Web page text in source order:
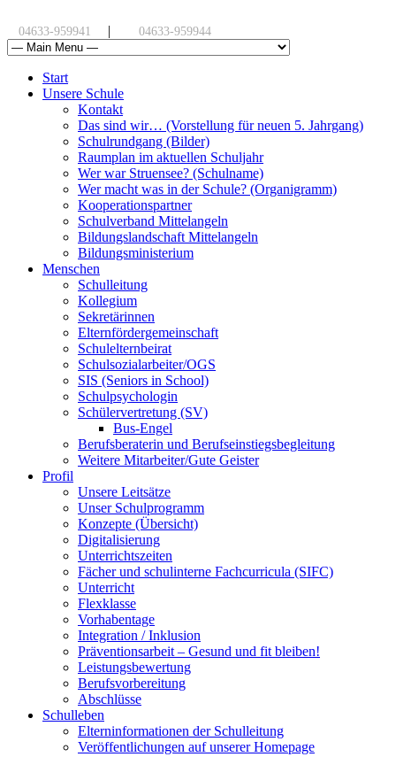
04633-959941 | 04633-959944
Start
Unsere Schule
Kontakt
Das sind wir… (Vorstellung für neuen 5. Jahrgang)
Schulrundgang (Bilder)
Raumplan im aktuellen Schuljahr
Wer war Struensee? (Schulname)
Wer macht was in der Schule? (Organigramm)
Kooperationspartner
Schulverband Mittelangeln
Bildungslandschaft Mittelangeln
Bildungsministerium
Menschen
Schulleitung
Kollegium
Sekretärinnen
Elternfördergemeinschaft
Schulelternbeirat
Schulsozialarbeiter/OGS
SIS (Seniors in School)
Schulpsychologin
Schülervertretung (SV)
Bus-Engel
Berufsberaterin und Berufseinstiegsbegleitung
Weitere Mitarbeiter/Gute Geister
Profil
Unsere Leitsätze
Unser Schulprogramm
Konzepte (Übersicht)
Digitalisierung
Unterrichtszeiten
Fächer und schulinterne Fachcurricula (SIFC)
Unterricht
Flexklasse
Vorhabentage
Integration / Inklusion
Präventionsarbeit – Gesund und fit bleiben!
Leistungsbewertung
Berufsvorbereitung
Abschlüsse
Schulleben
Elterninformationen der Schulleitung
Veröffentlichungen auf unserer Homepage